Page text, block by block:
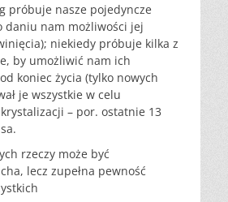
próbuje nasze pojedyncze
daniu nam możliwości jej
niekiedy próbuje kilka z
by umożliwić nam ich
koniec życia (tylko nowych
je wszystkie w celu
– por. ostatnie 13
rzeczy może być
lecz zupełna pewność